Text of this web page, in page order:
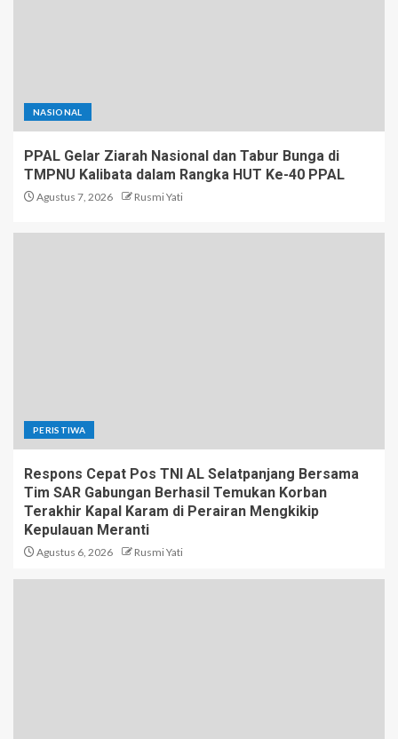
NASIONAL
PPAL Gelar Ziarah Nasional dan Tabur Bunga di
TMPNU Kalibata dalam Rangka HUT Ke-40 PPAL
Agustus 7, 2026 Rusmi Yati
PERISTIWA
Respons Cepat Pos TNI AL Selatpanjang Bersama
Tim SAR Gabungan Berhasil Temukan Korban
Terakhir Kapal Karam di Perairan Mengkikip
Kepulauan Meranti
Agustus 6, 2026 Rusmi Yati